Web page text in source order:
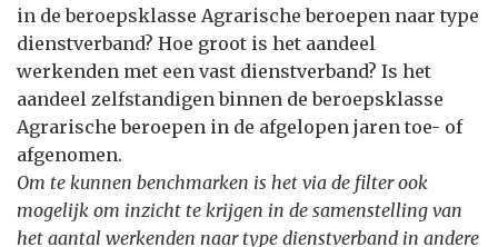
in de beroepsklasse Agrarische beroepen naar type
dienstverband? Hoe groot is het aandeel
werkenden met een vast dienstverband? Is het
aandeel zelfstandigen binnen de beroepsklasse
Agrarische beroepen in de afgelopen jaren toe- of
afgenomen.
Om te kunnen benchmarken is het via de filter ook
mogelijk om inzicht te krijgen in de samenstelling van
het aantal werkenden naar type dienstverband in andere